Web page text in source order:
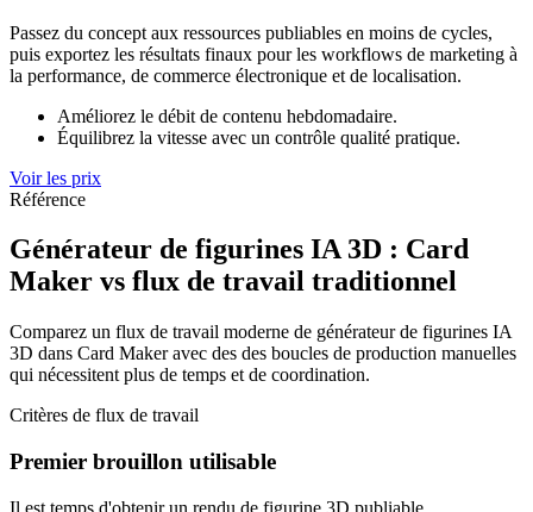
Passez du concept aux ressources publiables en moins de cycles,
puis exportez les résultats finaux pour les workflows de marketing à
la performance, de commerce électronique et de localisation.
Améliorez le débit de contenu hebdomadaire.
Équilibrez la vitesse avec un contrôle qualité pratique.
Voir les prix
Référence
Générateur de figurines IA 3D : Card
Maker vs flux de travail traditionnel
Comparez un flux de travail moderne de générateur de figurines IA
3D dans Card Maker avec des des boucles de production manuelles
qui nécessitent plus de temps et de coordination.
Critères de flux de travail
Premier brouillon utilisable
Il est temps d'obtenir un rendu de figurine 3D publiable